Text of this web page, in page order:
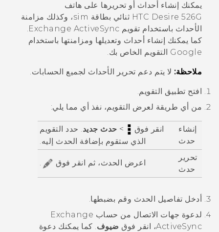
يمكنك إنشاء أحداث أو تحريرها على هاتف
HTC Desire 526G ثنائي بطاقة sim
، وكذلك مزامنة
الأحداث باستخدام تقويم Exchange ActiveSync
.
كما يمكنك إنشاء أحداث وتعديلها ومزامنتها باستخدام
Google التقويم الخاص بك.
ملاحظة: لا يتم دعم تحرير الأحداث لجميع الحسابات.
افتح تطبيق التقويم.
من أي طريقة لعرض التقويم، نفذ أي مما يلي:
إنشاء
حدث
انقر فوق > حدث جديد. حدد التقويم
الذي ستقوم بإضافة الحدث إليه.
تحرير
حدث
اعرض الحدث، ثم انقر فوق .
أدخل تفاصيل الحدث وقم بضبطها.
لدعوة جهات الاتصال من حساب Exchange
ActiveSync، انقر فوق ضيوف. كما يمكنك دعوة